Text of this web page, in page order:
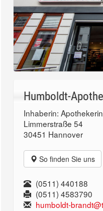
Humboldt-
Inhaberin:
Limmerstraße 54
30451 Hannover
So finden Sie uns
(0511) 440188
(0511) 4583790
humboldt-